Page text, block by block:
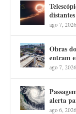
ago 7, 2026
Obras
entram
ago 7, 2026
alerta
ago 6, 2026